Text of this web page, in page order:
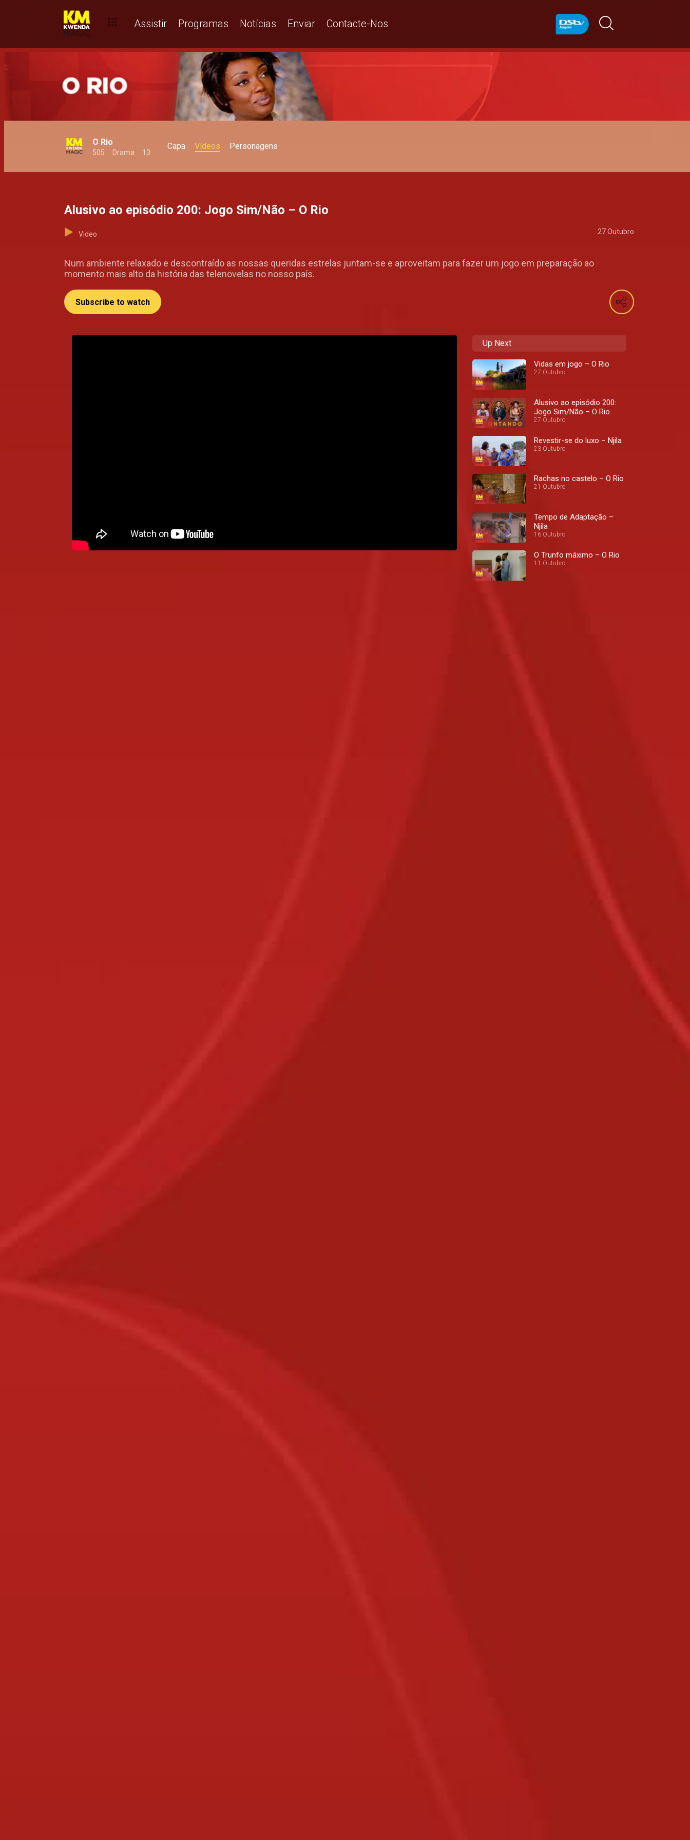
Assistir Programas Notícias Enviar Contacte-Nos
O Rio
505 Drama 13
Capa Vídeos Personagens
Alusivo ao episódio 200: Jogo Sim/Não – O Rio
Video 27 Outubro
Num ambiente relaxado e descontraído as nossas queridas estrelas juntam-se e aproveitam para fazer um jogo em preparação ao
momento mais alto da história das telenovelas no nosso país.
Subscribe to watch
Up Next
Vidas em jogo – O Rio
27 Outubro
Alusivo ao episódio 200:
Jogo Sim/Não – O Rio
27 Outubro
Revestir-se do luxo – Njila
23 Outubro
Rachas no castelo – O Rio
21 Outubro
Tempo de Adaptação –
Njila
16 Outubro
O Trunfo máximo – O Rio
11 Outubro